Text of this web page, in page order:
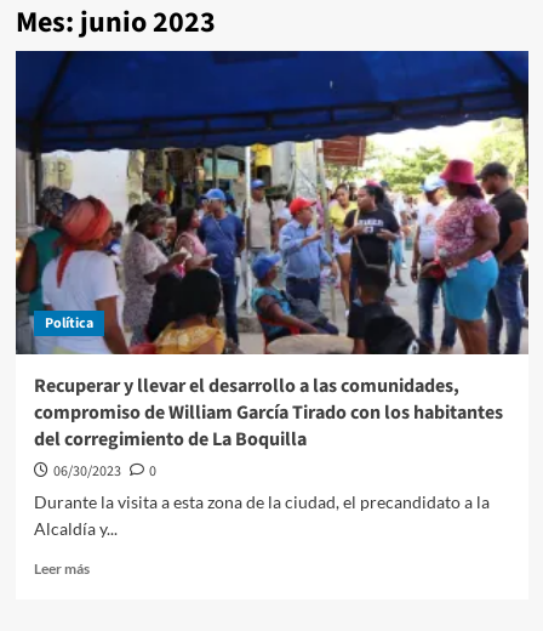
Mes:junio 2023
Política
Recuperar y llevar el desarrollo a las comunidades,
compromiso de William García Tirado con los habitantes
del corregimiento de La Boquilla
06/30/2023
0
Durante la visita a esta zona de la ciudad, el precandidato a la
Alcaldía y...
Leer másLeer